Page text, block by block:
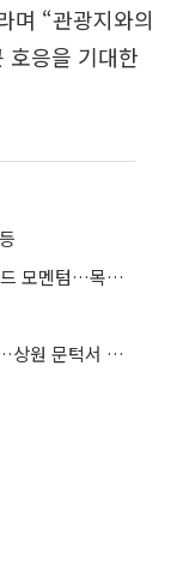
며 “관광지와의
호응을 기대한
하나증권 "호텔신라, 2분기부터 턴어라운드 모멘텀…목표가↑"
美 클래리티 법안 연내 통과 가능성 13%…상원 문턱서 제동